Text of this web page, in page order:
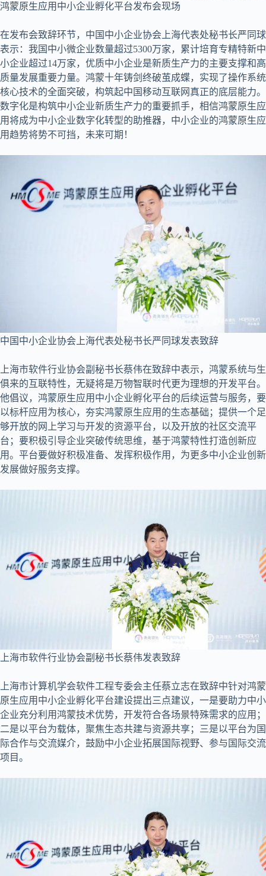
鸿蒙原生应用中小企业孵化平台发布会现场
在发布会致辞环节，中国中小企业协会上海代表处秘书长严同球
表示：我国中小微企业数量超过5300万家，累计培育专精特新中
小企业超过14万家，优质中小企业是新质生产力的主要支撑和高
质量发展重要力量。鸿蒙十年铸剑终破茧成蝶，实现了操作系统
核心技术的全面突破，构筑起中国移动互联网真正的底层能力。
数字化是构筑中小企业新质生产力的重要抓手，相信鸿蒙原生应
用将成为中小企业数字化转型的助推器，中小企业的鸿蒙原生应
用趋势将势不可挡，未来可期！
中国中小企业协会上海代表处秘书长严同球发表致辞
上海市软件行业协会副秘书长蔡伟在致辞中表示，鸿蒙系统与生
俱来的互联特性，无疑将是万物智联时代更为理想的开发平台。
他倡议，鸿蒙原生应用中小企业孵化平台的后续运营与服务，要
以标杆应用为核心，夯实鸿蒙原生应用的生态基础；提供一个足
够开放的网上学习与开发的资源平台，以及开放的社区交流平
台；要积极引导企业突破传统思维，基于鸿蒙特性打造创新应
用。平台要做好积极准备、发挥积极作用，为更多中小企业创新
发展做好服务支撑。
上海市软件行业协会副秘书长蔡伟发表致辞
上海市计算机学会软件工程专委会主任蔡立志在致辞中针对鸿蒙
原生应用中小企业孵化平台建设提出三点建议，一是要助力中小
企业充分利用鸿蒙技术优势，开发符合各场景特殊需求的应用；
二是以平台为载体，聚焦生态共建与资源共享；三是以平台为国
际合作与交流媒介，鼓励中小企业拓展国际视野、参与国际交流
项目。